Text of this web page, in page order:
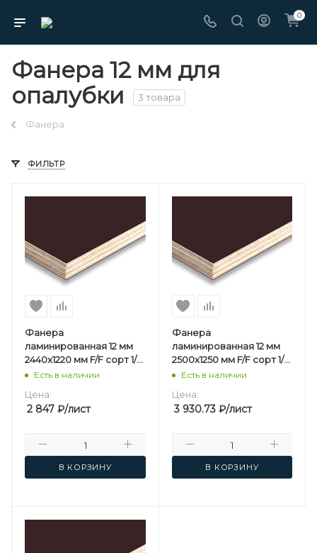
0
Фанера 12 мм для
опалубки
3 товара
Фанера
ФИЛЬТР
Фанера
ламинированная 12 мм
2440х1220 мм F/F сорт 1/1
березовая
Есть в наличии
Цена:
2 847 ₽/лист
В КОРЗИНУ
Фанера
ламинированная 12 мм
2500х1250 мм F/F сорт 1/1
березовая
Есть в наличии
Цена:
3 930.73₽/лист
В КОРЗИНУ